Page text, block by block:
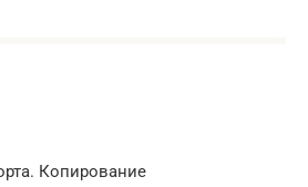
Копирование